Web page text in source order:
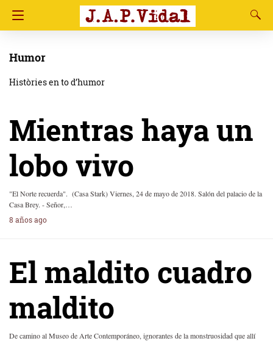
Humor
Històries en to d’humor
Mientras haya un
lobo vivo
"El Norte recuerda". (Casa Stark) Viernes, 24 de mayo de 2018. Salón del palacio de la
Casa Brey. - Señor,…
8 años ago
El maldito cuadro
maldito
De camino al Museo de Arte Contemporáneo, ignorantes de la monstruosidad que allí